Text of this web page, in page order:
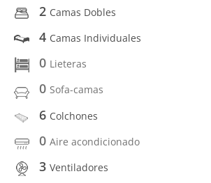
2 Camas Dobles
4 Camas Individuales
0 Lieteras
0 Sofa-camas
6 Colchones
0 Aire acondicionado
3 Ventiladores